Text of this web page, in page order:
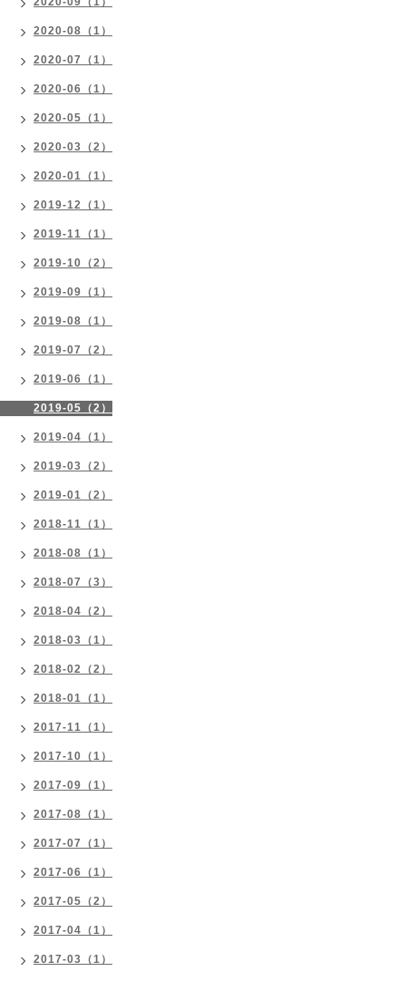
2020-08（1）
2020-07（1）
2020-06（1）
2020-05（1）
2020-03（2）
2020-01（1）
2019-12（1）
2019-11（1）
2019-10（2）
2019-09（1）
2019-08（1）
2019-07（2）
2019-06（1）
2019-05（2）
2019-04（1）
2019-03（2）
2019-01（2）
2018-11（1）
2018-08（1）
2018-07（3）
2018-04（2）
2018-03（1）
2018-02（2）
2018-01（1）
2017-11（1）
2017-10（1）
2017-09（1）
2017-08（1）
2017-07（1）
2017-06（1）
2017-05（2）
2017-04（1）
2017-03（1）